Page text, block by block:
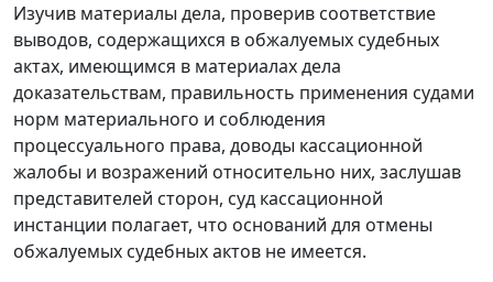
Изучив материалы дела, проверив соответствие
выводов, содержащихся в обжалуемых судебных
актах, имеющимся в материалах дела
доказательствам, правильность применения судами
норм материального и соблюдения
процессуального права, доводы кассационной
жалобы и возражений относительно них, заслушав
представителей сторон, суд кассационной
инстанции полагает, что оснований для отмены
обжалуемых судебных актов не имеется.